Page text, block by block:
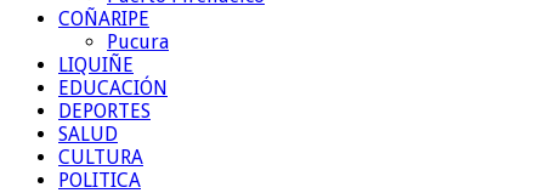
COÑARIPE
Pucura
LIQUIÑE
EDUCACIÓN
DEPORTES
SALUD
CULTURA
POLITICA